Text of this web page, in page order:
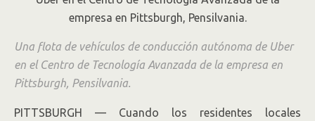
Con una pequeña flota de Ford Fusions,
la empresa pone a prueba la efectividad
de los autos sin conductor.
Una flota de vehículos de conducción autónoma de Uber
en el Centro de Tecnología Avanzada de la empresa en
Pittsburgh, Pensilvania.
PITTSBURGH — Cuando los residentes locales